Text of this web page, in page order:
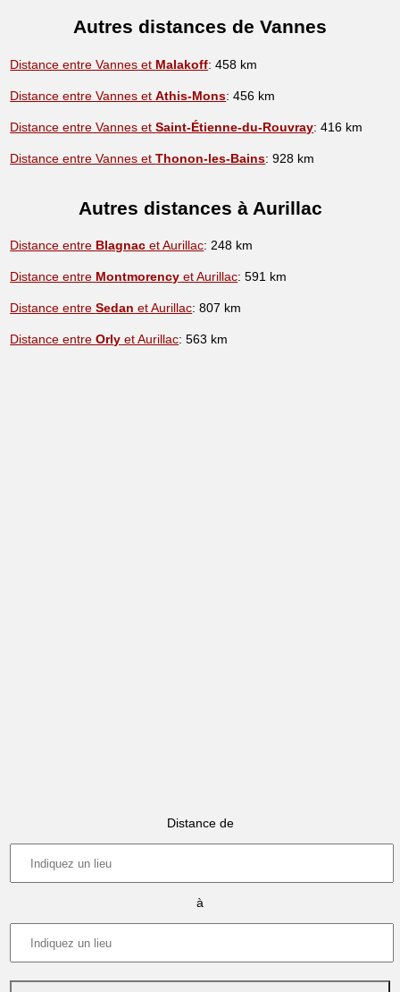
Autres distances de Vannes
Distance entre Vannes et Malakoff: 458 km
Distance entre Vannes etAthis-Mons: 456 km
Distance entre Vannes etSaint-Étienne-du-Rouvray: 416 km
Distance entre Vannes etThonon-les-Bains: 928 km
Autres distances à Aurillac
Distance entre Blagnac et Aurillac: 248 km
Distance entre Montmorency et Aurillac: 591 km
Distance entreSedan et Aurillac: 807 km
Distance entreOrly et Aurillac: 563 km
Distance de
à